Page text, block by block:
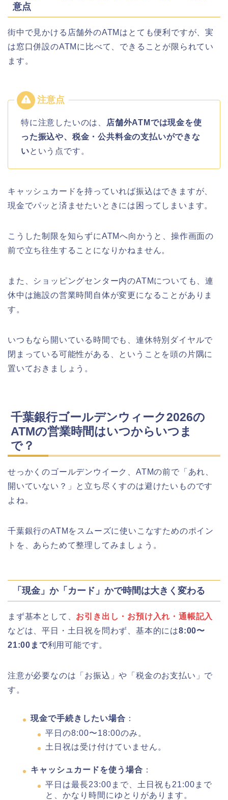
意点
街中で見かける店舗外のATMはとても便利ですが、実
は窓口併設のATMに比べて、できることが限られてい
ます。
特に注意したいのは、
店舗外ATMでは現金を使
った振込や、税金・公共料金の支払いができな
いという点です。
キャッシュカードを持っていれば振込はできますが、
現金でパッと済ませたいときには困ってしまいます。
こうした制限を知らずにATMへ向かうと、操作画面の
前で立ち往生することになりかねません。
また、ショッピングセンター内のATMについても、連
休中は施設の営業時間自体が変更になることがありま
す。
いつもなら開いている時間でも、連休特別ダイヤルで
閉まっている可能性がある、ということを頭の片隅に
置いておきましょう。
千葉銀行ゴールデンウィーク2026の
ATMの営業時間はいつからいつま
で？
せっかくのゴールデンウイーク、ATMの前で「あれ、
開いていない？」と立ち尽くすのは避けたいものです
よね。
千葉銀行のATMをスムーズに使いこなすためのポイン
トを、あらためて整理してみましょう。
「現金」か「カード」かで時間は大きく変わる
まず基本として、 お引き出し・お預け入れ・通帳記入
などは、平日・土日祝を問わず、基本的には8:00〜
21:00まで利用可能です。
注意が必要なのは「お振込」や「税金のお支払い」で
す。
現金で手続きしたい場合 ：
平日の8:00〜18:00のみ。
土日祝は受け付けていません。
キャッシュカードを使う場合 ：
平日は最長23:00まで、土日祝も21:00まで
と、かなり時間にゆとりがあります。